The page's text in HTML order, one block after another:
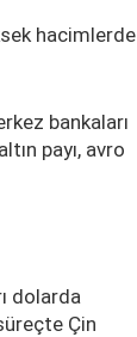
hacimlerde
bankaları
payı, avro
dolarda
Çin